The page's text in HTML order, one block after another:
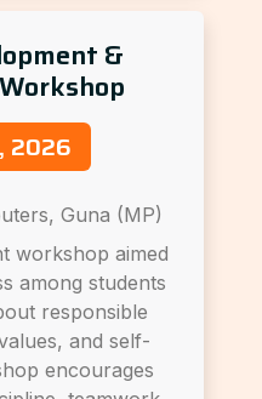
&
2026
Guna (MP)
workshop aimed
among students
responsible
and self-
encourages